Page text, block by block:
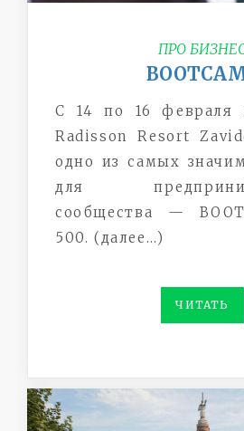
ПРО
С 14 по 16 февраля
Radisson Resort
одно из самых
для
сообщества —
500. (далее…)
ЧИТАТЬ